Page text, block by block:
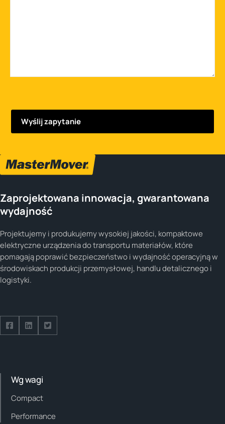
Zaprojektowana innowacja, gwarantowana
wydajność
Projektujemy i produkujemy wysokiej jakości, kompaktowe
elektryczne urządzenia do transportu materiałów, które
pomagają poprawić bezpieczeństwo i wydajność operacyjną w
środowiskach produkcji przemysłowej, handlu detalicznego i
logistyki.
Follow us on Facebook
Follow us on Facebook
Follow us on Facebook
Wg wagi
Compact
Performance